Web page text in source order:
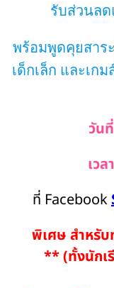
รับส่วนล
พร้อมพูดคุยสาร
เด็กเล็ก และเก
วัน
เว
ที่ Facebook
พิเศษ สำหรับ
** (ทั้งนักเ